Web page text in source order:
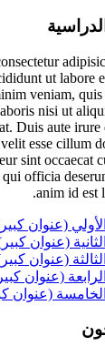
ut labore
veniam, quis
nisi ut
Duis aute
esse cillum
sint occaecat
officia
anim id est
(عنوان
(عنوان
(عنوان
(عنوان
الخامسة (عنوان